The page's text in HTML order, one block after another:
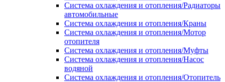
Система охлаждения и отопления/Радиаторы
автомобильные
Система охлаждения и отопления/Краны
Система охлаждения и отопления/Мотор
отопителя
Система охлаждения и отопления/Муфты
Система охлаждения и отопления/Насос
водяной
Система охлаждения и отопления/Отопитель